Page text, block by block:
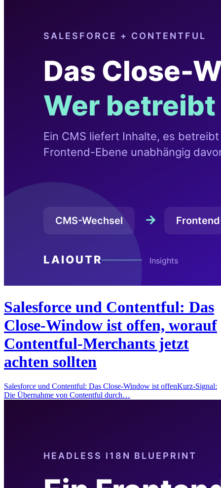
Salesforce und Contentful: Das
Close-Window ist offen, worauf
Contentful-Merchants jetzt
achten sollten
Salesforce und Contentful: Das Close-Window ist offenKurz-Signal:
Die Übernahme von Contentful durch…